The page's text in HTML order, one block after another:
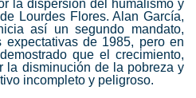
la dispersión del humalismo y
Lourdes Flores. Alan García,
así un segundo mandato,
expectativas de 1985, pero en
que el crecimiento,
la disminución de la pobreza y
incompleto y peligroso.